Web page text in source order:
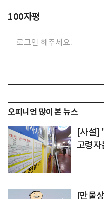
100자평
오피니언 많이 본 뉴스
[사설]
고령자
[만물